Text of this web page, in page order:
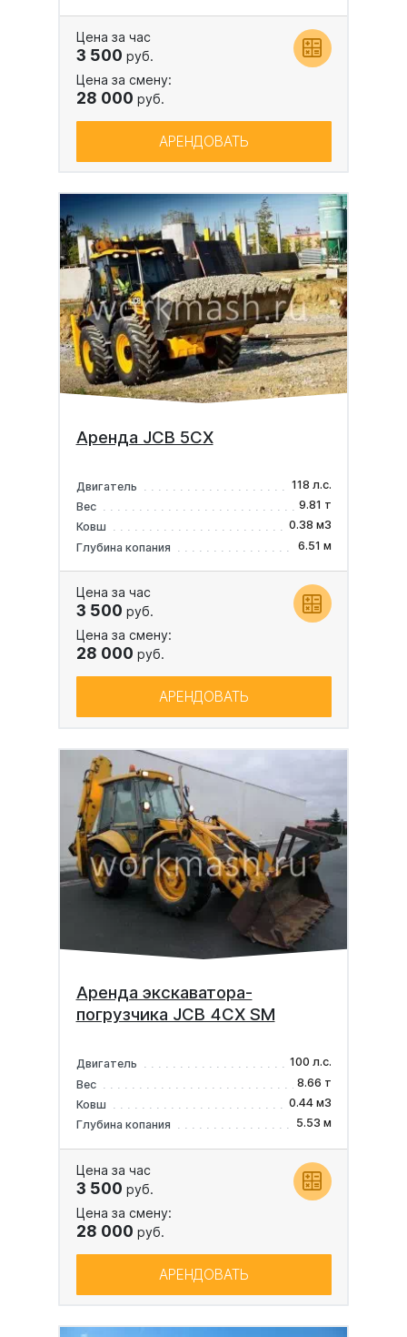
Цена за час
3 500 руб.
Цена за смену:
28 000 руб.
АРЕНДОВАТЬ
Аренда JCB 5CX
Двигатель
118 л.с.
Вес
9.81 т
Ковш
0.38 м3
Глубина копания
6.51 м
Цена за час
3 500 руб.
Цена за смену:
28 000 руб.
АРЕНДОВАТЬ
Аренда экскаватора-
погрузчика JCB 4CX SM
Двигатель
100 л.с.
Вес
8.66 т
Ковш
0.44 м3
Глубина копания
5.53 м
Цена за час
3 500 руб.
Цена за смену:
28 000 руб.
АРЕНДОВАТЬ